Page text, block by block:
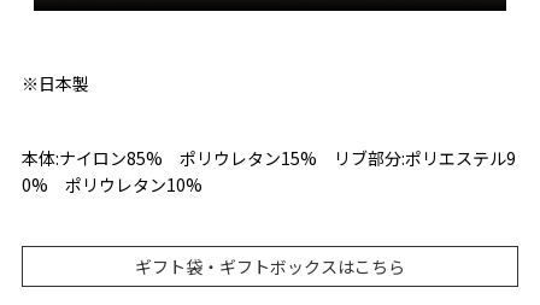
※日本製
本体:ナイロン85% ポリウレタン15% リブ部分:ポリエステル9
0% ポリウレタン10%
ギフト袋・ギフトボックスはこちら